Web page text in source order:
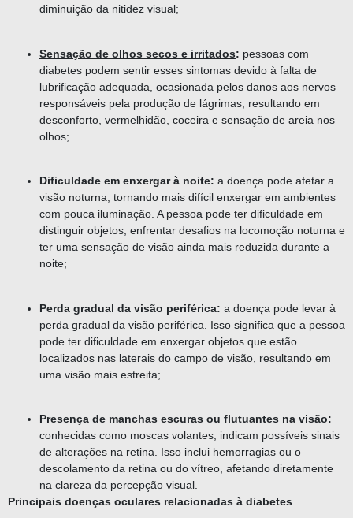
diminuição da nitidez visual;
Sensação de olhos secos e irritados: pessoas com
diabetes podem sentir esses sintomas devido à falta de
lubrificação adequada, ocasionada pelos danos aos nervos
responsáveis pela produção de lágrimas, resultando em
desconforto, vermelhidão, coceira e sensação de areia nos
olhos;
Dificuldade em enxergar à noite: a doença pode afetar a
visão noturna, tornando mais difícil enxergar em ambientes
com pouca iluminação. A pessoa pode ter dificuldade em
distinguir objetos, enfrentar desafios na locomoção noturna e
ter uma sensação de visão ainda mais reduzida durante a
noite;
Perda gradual da visão periférica: a doença pode levar à
perda gradual da visão periférica. Isso significa que a pessoa
pode ter dificuldade em enxergar objetos que estão
localizados nas laterais do campo de visão, resultando em
uma visão mais estreita;
Presença de manchas escuras ou flutuantes na visão:
conhecidas como moscas volantes, indicam possíveis sinais
de alterações na retina. Isso inclui hemorragias ou o
descolamento da retina ou do vítreo, afetando diretamente
na clareza da percepção visual.
Principais doenças oculares relacionadas à diabetes